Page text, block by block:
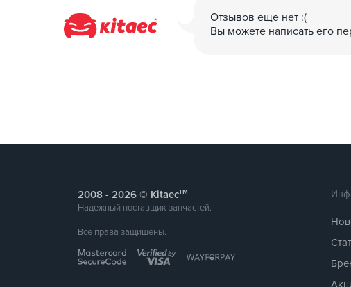
Отзывов еще нет :(
Вы можете написать его
2008 - © Kitaecтм
Надежный поставщик запчастей.
Все права защищены.